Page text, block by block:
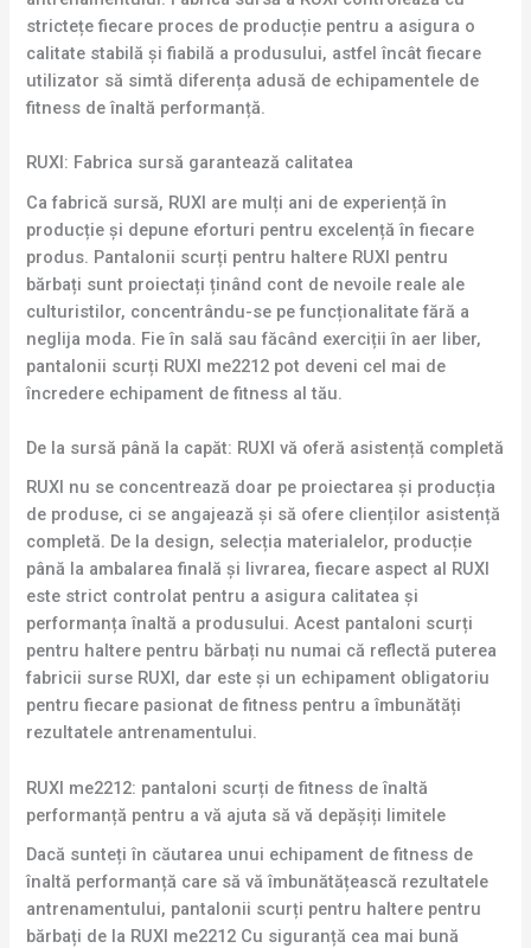
strictețe fiecare proces de producție pentru a asigura o
calitate stabilă și fiabilă a produsului, astfel încât fiecare
utilizator să simtă diferența adusă de echipamentele de
fitness de înaltă performanță.
RUXI: Fabrica sursă garantează calitatea
Ca fabrică sursă, RUXI are mulți ani de experiență în
producție și depune eforturi pentru excelență în fiecare
produs. Pantalonii scurți pentru haltere RUXI pentru
bărbați sunt proiectați ținând cont de nevoile reale ale
culturistilor, concentrându-se pe funcționalitate fără a
neglija moda. Fie în sală sau făcând exerciții în aer liber,
pantalonii scurți RUXI me2212 pot deveni cel mai de
încredere echipament de fitness al tău.
De la sursă până la capăt: RUXI vă oferă asistență completă
RUXI nu se concentrează doar pe proiectarea și producția
de produse, ci se angajează și să ofere clienților asistență
completă. De la design, selecția materialelor, producție
până la ambalarea finală și livrarea, fiecare aspect al RUXI
este strict controlat pentru a asigura calitatea și
performanța înaltă a produsului. Acest pantaloni scurți
pentru haltere pentru bărbați nu numai că reflectă puterea
fabricii surse RUXI, dar este și un echipament obligatoriu
pentru fiecare pasionat de fitness pentru a îmbunătăți
rezultatele antrenamentului.
RUXI me2212: pantaloni scurți de fitness de înaltă
performanță pentru a vă ajuta să vă depășiți limitele
Dacă sunteți în căutarea unui echipament de fitness de
înaltă performanță care să vă îmbunătățească rezultatele
antrenamentului, pantalonii scurți pentru haltere pentru
bărbați de la RUXI me2212 Cu siguranță cea mai bună